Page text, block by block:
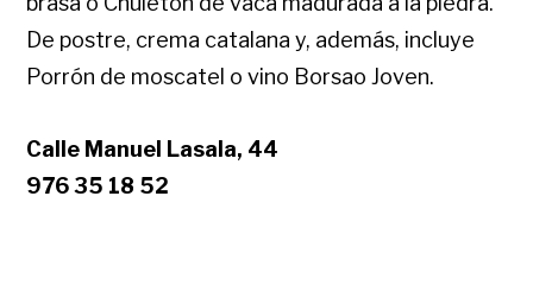
De postre, crema catalana y, además, incluye
Porrón de moscatel o vino Borsao Joven.
Calle Manuel Lasala, 44
976 35 18 52